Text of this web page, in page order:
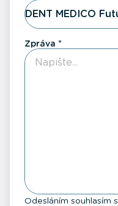
DENT MEDICO
Zpráva
Odesláním souhlasím